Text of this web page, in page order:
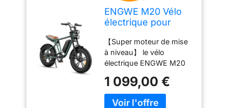
ENGWE M20 Vélo
électrique pour
Fat Tire 20" x 4,0"
48 V 13 Ah Longue
portée 50 km à 100
km 7 Vitesses
(Vert)
【Super moteur de mise
à niveau】 le vélo
électrique ENGWE M20
batteries au lithium de 48
V 13 Ah et d'un puissant
moteur sans balais à
1 099,00 €